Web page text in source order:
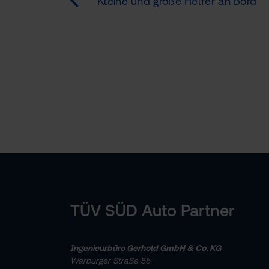
TÜV SÜD Auto Partner
Ingenieurbüro Gerhold GmbH & Co. KG
Warburger Straße 55